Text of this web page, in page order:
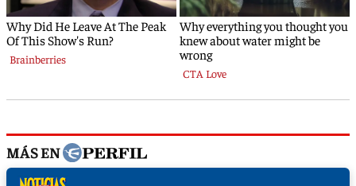
MÁS EN